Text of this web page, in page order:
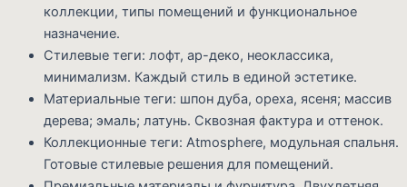
коллекции, типы помещений и функциональное
назначение.
Стилевые теги: лофт, ар-деко, неоклассика,
минимализм. Каждый стиль в единой эстетике.
Материальные теги: шпон дуба, ореха, ясеня; массив
дерева; эмаль; латунь. Сквозная фактура и оттенок.
Коллекционные теги: Atmosphere, модульная спальня.
Готовые стилевые решения для помещений.